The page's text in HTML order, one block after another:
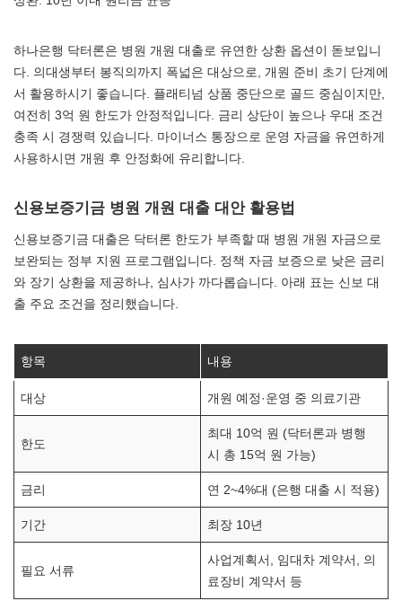
하나은행 닥터론은 병원 개원 대출로 유연한 상환 옵션이 돋보입니
다. 의대생부터 봉직의까지 폭넓은 대상으로, 개원 준비 초기 단계에
서 활용하시기 좋습니다. 플래티넘 상품 중단으로 골드 중심이지만,
여전히 3억 원 한도가 안정적입니다. 금리 상단이 높으나 우대 조건
충족 시 경쟁력 있습니다. 마이너스 통장으로 운영 자금을 유연하게
사용하시면 개원 후 안정화에 유리합니다.
신용보증기금 병원 개원 대출 대안 활용법
신용보증기금 대출은 닥터론 한도가 부족할 때 병원 개원 자금으로
보완되는 정부 지원 프로그램입니다. 정책 자금 보증으로 낮은 금리
와 장기 상환을 제공하나, 심사가 까다롭습니다. 아래 표는 신보 대
출 주요 조건을 정리했습니다.
항목 내용
대상 개원 예정·운영 중 의료기관
한도
최대 10억 원 (닥터론과 병행
시 총 15억 원 가능)
금리 연 2~4%대 (은행 대출 시 적용)
기간 최장 10년
필요 서류
사업계획서, 임대차 계약서, 의
료장비 계약서 등